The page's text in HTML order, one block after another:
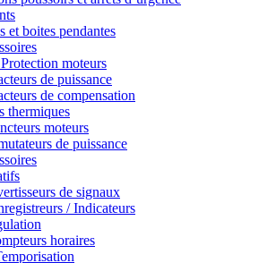
et boites pendantes
moteurs
de puissance
de compensation
thermiques
moteurs
de puissance
de signaux
/ Indicateurs
horaires